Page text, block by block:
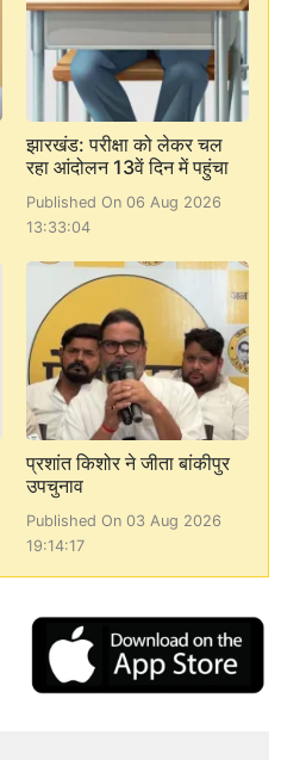
झारखंड: परीक्षा को लेकर चल
रहा आंदोलन 13वें दिन में पहुंचा
Published On 06 Aug 2026
13:33:04
प्रशांत किशोर ने जीता बांकीपुर
उपचुनाव
Published On 03 Aug 2026
19:14:17